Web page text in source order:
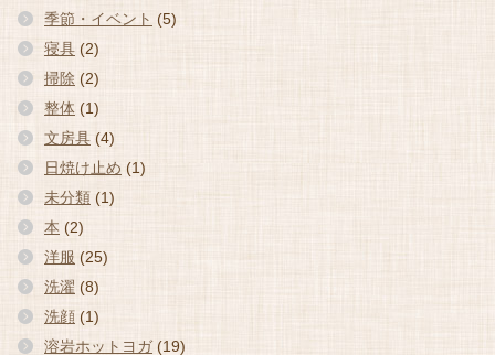
季節・イベント (5)
寝具 (2)
掃除 (2)
整体 (1)
文房具 (4)
日焼け止め (1)
未分類 (1)
本 (2)
洋服 (25)
洗濯 (8)
洗顔 (1)
溶岩ホットヨガ(19)